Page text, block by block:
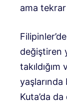
ama
değiştiren
yaşlarında
Kuta’da